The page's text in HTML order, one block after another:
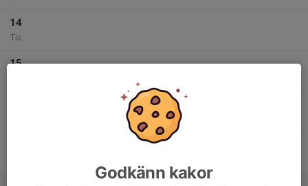
14
Tis
15
Godkänn kakor